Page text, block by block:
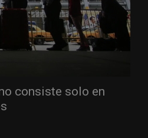
consiste solo en